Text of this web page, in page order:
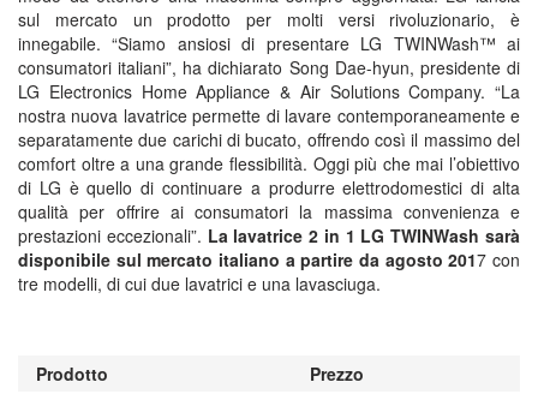
sul mercato un prodotto per molti versi rivoluzionario, è
innegabile. “Siamo ansiosi di presentare LG TWINWash™ ai
consumatori italiani”, ha dichiarato Song Dae-hyun, presidente di
LG Electronics Home Appliance & Air Solutions Company. “La
nostra nuova lavatrice permette di lavare contemporaneamente e
separatamente due carichi di bucato, offrendo così il massimo del
comfort oltre a una grande flessibilità. Oggi più che mai l’obiettivo
di LG è quello di continuare a produrre elettrodomestici di alta
qualità per offrire ai consumatori la massima convenienza e
prestazioni eccezionali”. La lavatrice 2 in 1 LG TWINWash sarà
disponibile sul mercato italiano a partire da agosto 2017 con
tre modelli, di cui due lavatrici e una lavasciuga.
Prodotto Prezzo